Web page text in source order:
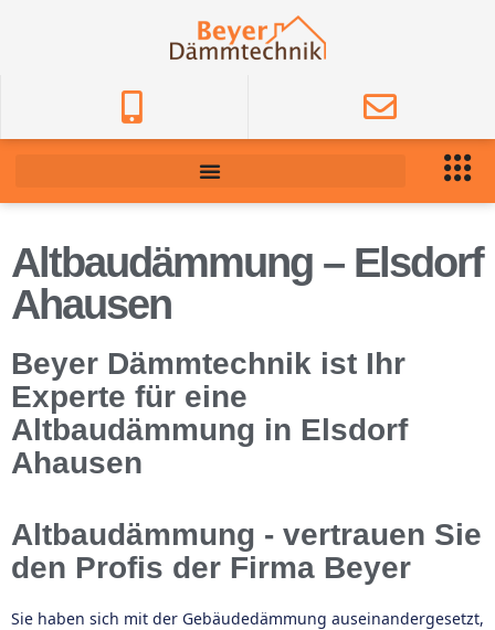
Altbaudämmung – Elsdorf
Ahausen
Beyer Dämmtechnik ist Ihr
Experte für eine
Altbaudämmung in Elsdorf
Ahausen
Altbaudämmung - vertrauen Sie
den Profis der Firma Beyer
Sie haben sich mit der Gebäudedämmung auseinandergesetzt,